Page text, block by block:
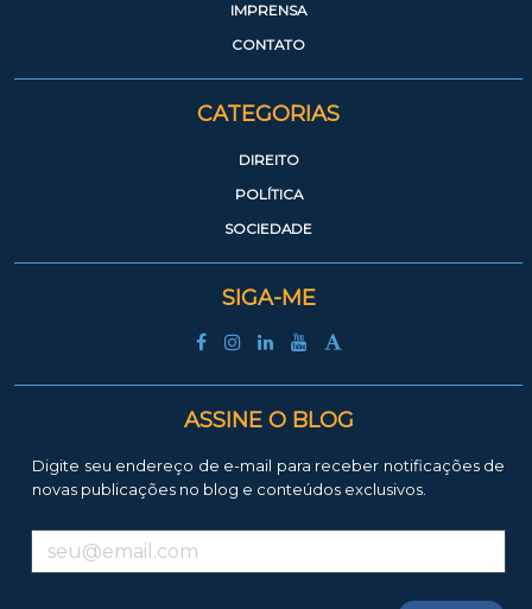
IMPRENSA
CONTATO
CATEGORIAS
DIREITO
POLÍTICA
SOCIEDADE
SIGA-ME
ASSINE O BLOG
Digite seu endereço de e-mail para receber notificações de
novas publicações no blog e conteúdos exclusivos.